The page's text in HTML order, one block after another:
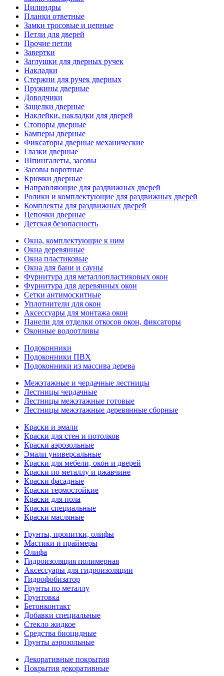
Цилиндры
Планки ответные
Замки тросовые и цепные
Петли для дверей
Прочие петли
Завертки
Заглушки для дверных ручек
Накладки
Стержни для ручек дверных
Пружины дверные
Доводчики
Защелки дверные
Наклейки, накладки для дверей
Стопоры дверные
Бамперы дверные
Фиксаторы дверные механические
Глазки дверные
Шпингалеты, засовы
Засовы воротные
Крючки дверные
Направляющие для раздвижных дверей
Ролики и комплектующие для раздвижных дверей
Комплекты для раздвижных дверей
Цепочки дверные
Детская безопасность
Окна, комплектующие к ним
Окна деревянные
Окна пластиковые
Окна для бани и сауны
Фурнитура для металлопластиковых окон
Фурнитура для деревянных окон
Сетки антимоскитные
Уплотнители для окон
Аксессуары для монтажа окон
Панели для отделки откосов окон, фиксаторы
Оконные водоотливы
Подоконники
Подоконники ПВХ
Подоконники из массива дерева
Межэтажные и чердачные лестницы
Лестницы чердачные
Лестницы межэтажные готовые
Лестницы межэтажные деревянные сборные
Краски и эмали
Краски для стен и потолков
Краски аэрозольные
Эмали универсальные
Краски для мебели, окон и дверей
Краски по металлу и ржавчине
Краски фасадные
Краски термостойкие
Краски для пола
Краски специальные
Краски масляные
Грунты, пропитки, олифы
Мастики и праймеры
Олифа
Гидроизоляция полимерная
Аксессуары для гидроизоляции
Гидрофобизатор
Грунты по металлу
Грунтовка
Бетонконтакт
Добавки специальные
Стекло жидкое
Средства биоцидные
Грунты аэрозольные
Декоративные покрытия
Покрытия декоративные